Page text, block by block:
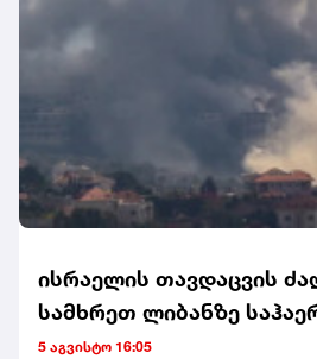
ისრაელის თავდაცვის
სამხრეთ ლიბანზე
მიიტანეს
5 აგვისტო 16:05